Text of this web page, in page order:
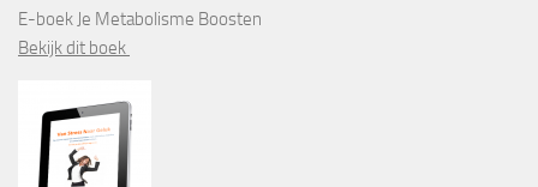
E-boek Je Metabolisme Boosten
Bekijk dit boek